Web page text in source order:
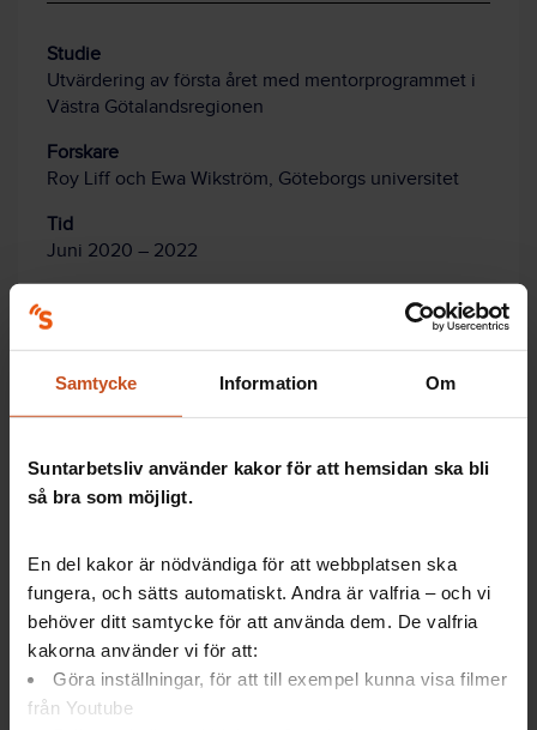
Samtycke Information Om
Suntarbetsliv använder kakor för att hemsidan ska bli
så bra som möjligt.
En del kakor är nödvändiga för att webbplatsen ska
fungera, och sätts automatiskt. Andra är valfria – och vi
behöver ditt samtycke för att använda dem. De valfria
kakorna använder vi för att:
Göra inställningar, för att till exempel kunna visa filmer
från Youtube
Studie
Utvärdering av första året med mentorprogrammet i
Västra Götalandsregionen
Forskare
Roy Liff och Ewa Wikström, Göteborgs universitet
Tid
Juni 2020 – 2022
Västra Götalandsregionen
introduktion
medarbetare?
Det kan du och din
arbetsgrupp
undersöka med hjälp
av Forskning på 5 –
ett snabbt och enkelt